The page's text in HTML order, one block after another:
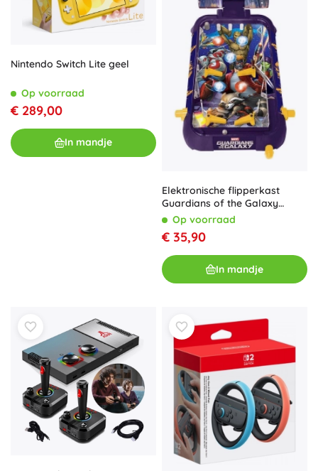
Nintendo Switch Lite geel
Op voorraad
€ 289,00
In mandje
Elektronische flipperkast
Guardians of the Galaxy
Lexibook
Op voorraad
€ 35,90
In mandje